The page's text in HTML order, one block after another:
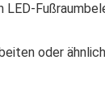
oder